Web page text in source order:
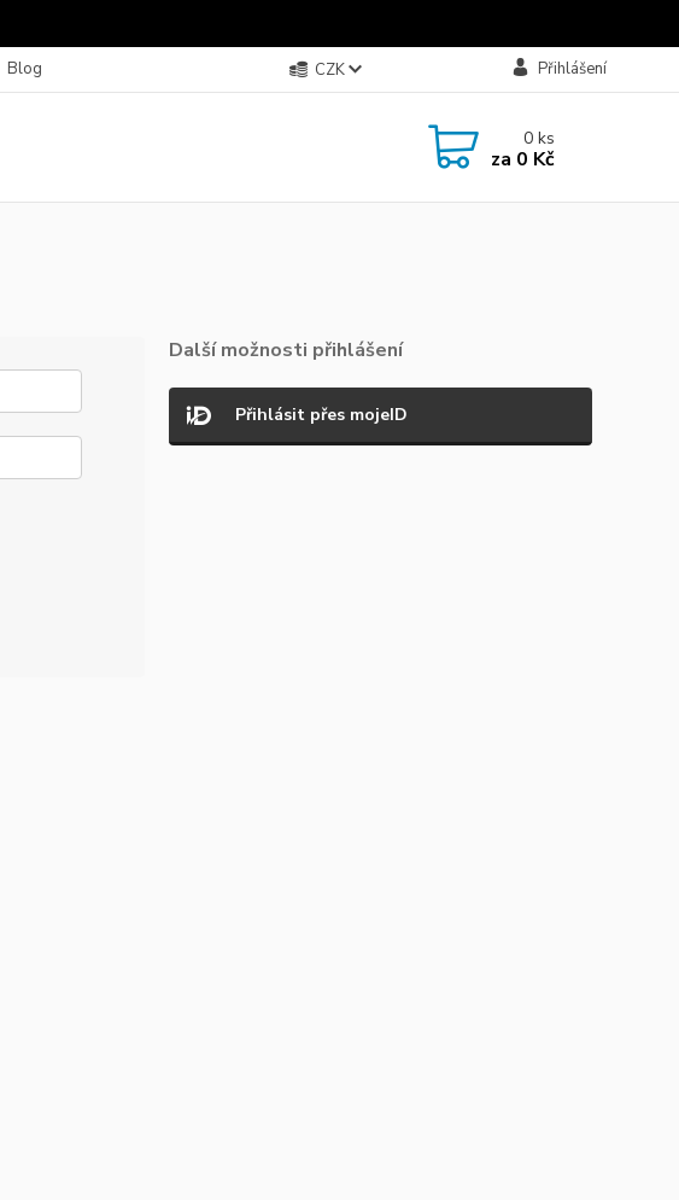
Blog CZK Přihlášení
0ks
za 0 Kč
Další možnosti přihlášení
Přihlásit přes mojeID